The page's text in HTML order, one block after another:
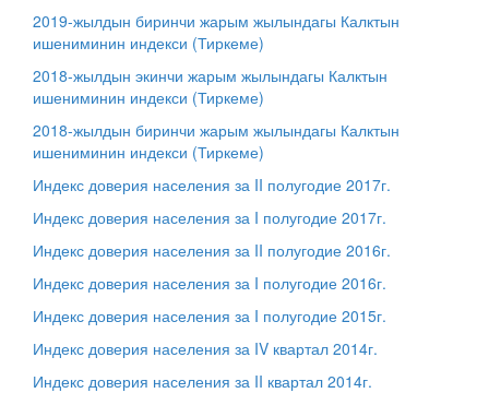
2019-жылдын биринчи жарым жылындагы Калктын
ишениминин индекси (Тиркеме)
2018-жылдын экинчи жарым жылындагы Калктын
ишениминин индекси (Тиркеме)
2018-жылдын биринчи жарым жылындагы Калктын
ишениминин индекси (Тиркеме)
Индекс доверия населения за II полугодие 2017г.
Индекс доверия населения за I полугодие 2017г.
Индекс доверия населения за II полугодие 2016г.
Индекс доверия населения за I полугодие 2016г.
Индекс доверия населения за I полугодие 2015г.
Индекс доверия населения за IV квартал 2014г.
Индекс доверия населения за II квартал 2014г.